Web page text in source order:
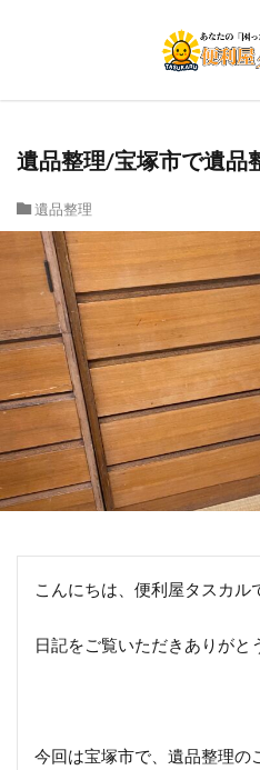
遺品整理/宝塚市で遺品
遺品整理
こんにちは、便利屋タスカル
日記をご覧いただきありがと
今回は宝塚市で、遺品整理の